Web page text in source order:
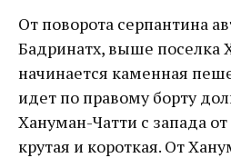
От поворота серпантина
Бадринатх, выше поселка
начинается каменная
идет по правому борту
Хануман-Чатти с запада
крутая и короткая. От